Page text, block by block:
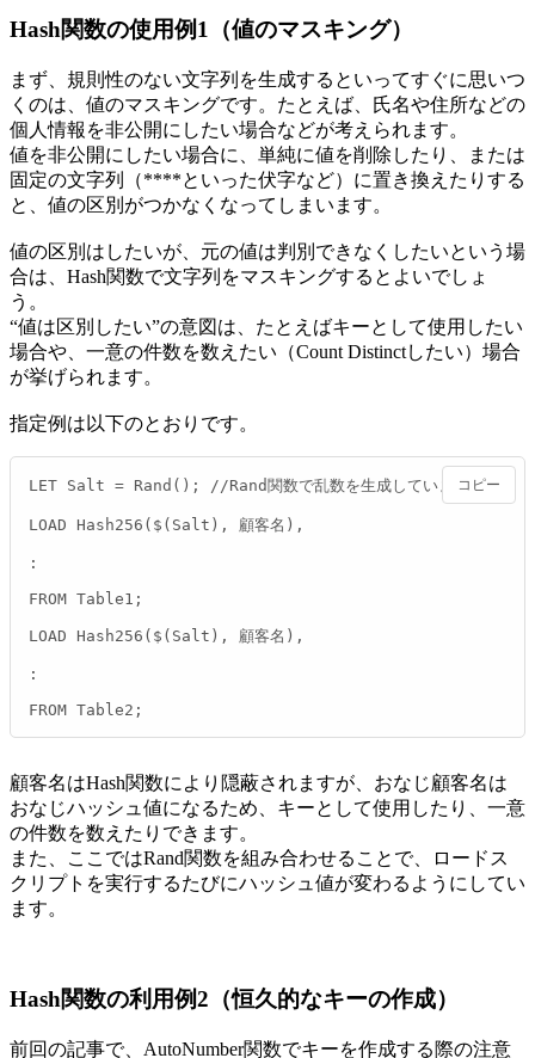
Hash関数の使用例1（値のマスキング）
まず、規則性のない文字列を生成するといってすぐに思いつ
くのは、値のマスキングです。たとえば、氏名や住所などの
個人情報を非公開にしたい場合などが考えられます。
値を非公開にしたい場合に、単純に値を削除したり、または
固定の文字列（****といった伏字など）に置き換えたりする
と、値の区別がつかなくなってしまいます。
値の区別はしたいが、元の値は判別できなくしたいという場
合は、Hash関数で文字列をマスキングするとよいでしょ
う。
“値は区別したい”の意図は、たとえばキーとして使用したい
場合や、一意の件数を数えたい（Count Distinctしたい）場合
が挙げられます。
指定例は以下のとおりです。
LET Salt = Rand(); //Rand関数で乱数を生成しています。
LOAD Hash256($(Salt), 顧客名),
:
FROM Table1;
LOAD Hash256($(Salt), 顧客名),
:
FROM Table2;
コピー
顧客名はHash関数により隠蔽されますが、おなじ顧客名は
おなじハッシュ値になるため、キーとして使用したり、一意
の件数を数えたりできます。
また、ここではRand関数を組み合わせることで、ロードス
クリプトを実行するたびにハッシュ値が変わるようにしてい
ます。
Hash関数の利用例2（恒久的なキーの作成）
前回の記事で、AutoNumber関数でキーを作成する際の注意